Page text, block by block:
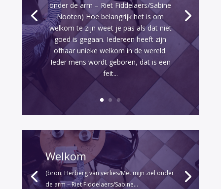
onder de arm – Riet Fiddelaers/Sabine
Nooten) Hoe belangrijk het is om
welkom te zijn weet je pas als dat niet
goed is gegaan. Iedereen heeft zijn
ofhaar unieke welkom in de wereld.
Ieder mens wordt geboren, dat is een
feit...
Welkom
(bron: Herberg van verlies/Met mijn ziel onder
de arm – Riet Fiddelaers/Sabine...